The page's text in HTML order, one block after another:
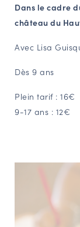
Dans le cadre
château du
Avec Lisa
Dès 9 ans
Plein tarif : 16€
9-17 ans : 12€